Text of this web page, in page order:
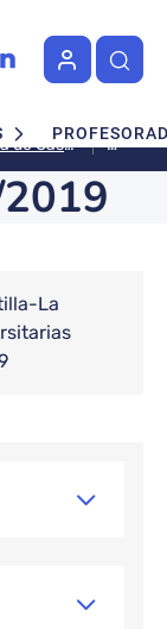
Estadística Educativa de Castilla-La Mancha
2018/
La